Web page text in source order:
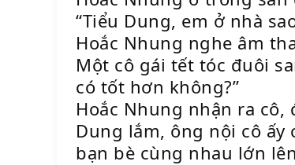
“Tiểu Dung, em ở nhà
Hoắc Nhung nghe âm
Một cô gái tết tóc đuôi
có tốt hơn không?”
Hoắc Nhung nhận ra cô,
Dung lắm, ông nội cô
bạn bè cùng nhau lớn